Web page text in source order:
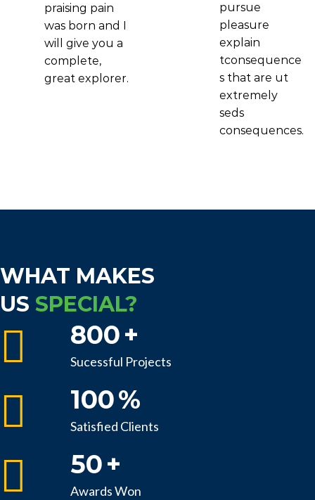
praising pain
was born and I
will give you a
complete,
great explorer.
pursue
pleasure
explain
tconsequence
s that are ut
extremely
seds
consequences.
WHAT MAKES
US SPECIAL?
800+
Sucessful Projects
100%
Satisfied Clients
50+
Awards Won